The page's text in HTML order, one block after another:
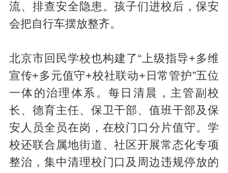
流、排查安全隐患。孩子们进校后，保安
会把自行车摆放整齐。
北京市回民学校也构建了“上级指导+多维
宣传+多元值守+校社联动+日常管护”五位
一体的治理体系。每日清晨，主管副校
长、德育主任、保卫干部、值班干部及保
安人员全员在岗，在校门口分片值守。学
校还联合属地街道、社区开展常态化专项
整治，集中清理校门口及周边违规停放的